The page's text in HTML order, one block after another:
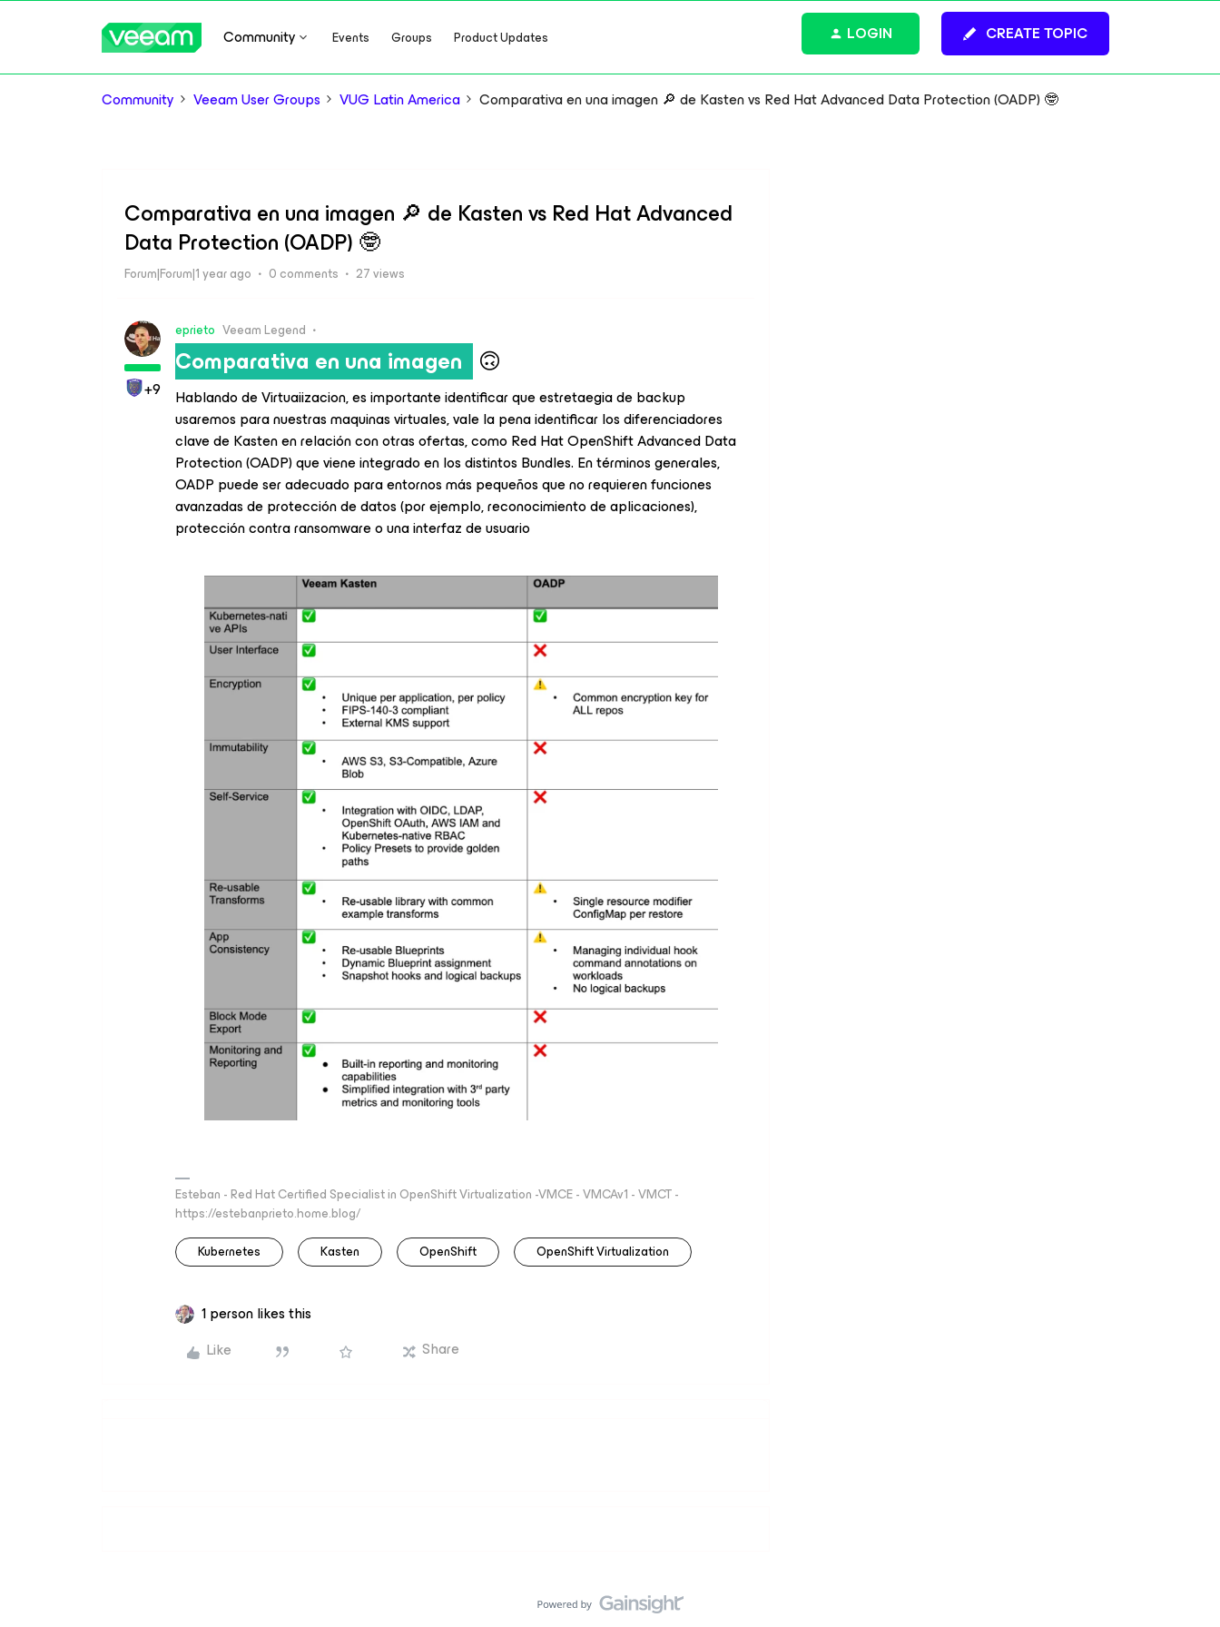
Community Events Groups Product Updates CREATE TOPIC
LOGIN
Community Veeam User Groups VUG Latin America Comparativa en una imagen 🔎 de Kasten vs Red Hat Advanced Data Protection (OADP) 🤓
Comparativa en una imagen 🔎 de Kasten vs Red Hat Advanced
Data Protection (OADP) 🤓
Forum|Forum|1 year ago 0 comments 27 views
+9
eprieto Veeam Legend
Comparativa en una imagen 🙃
Hablando de Virtuaiizacion, es importante identificar que estretaegia de backup
usaremos para nuestras maquinas virtuales, vale la pena identificar los diferenciadores
clave de Kasten en relación con otras ofertas, como Red Hat OpenShift Advanced Data
Protection (OADP) que viene integrado en los distintos Bundles. En términos generales,
OADP puede ser adecuado para entornos más pequeños que no requieren funciones
avanzadas de protección de datos (por ejemplo, reconocimiento de aplicaciones),
protección contra ransomware o una interfaz de usuario
Esteban - Red Hat Certified Specialist in OpenShift Virtualization -VMCE - VMCAv1 - VMCT -
https://estebanprieto.home.blog/
Kubernetes
Kasten OpenShift OpenShift Virtualization
1 person likes this
Like
Share